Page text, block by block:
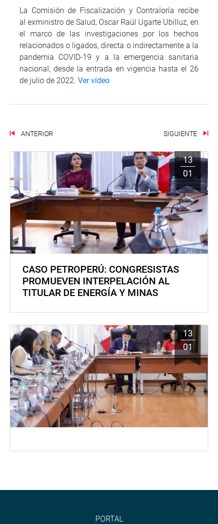
La Comisión de Fiscalización y Contraloría recibe
al exministro de Salud, Oscar Raúl Ugarte Ubilluz, en
el marco de las investigaciones por los hechos
relacionados o ligados, directa o indirectamente a la
pandemia COVID-19 y a la emergencia sanitaria
nacional, desde la entrada en vigencia hasta el 26
de julio de 2022. Ver vídeo
ANTERIOR SIGUIENTE
13
01
CASO PETROPERÚ: CONGRESISTAS
PROMUEVEN INTERPELACIÓN AL
TITULAR DE ENERGÍA Y MINAS
13
01
PORTAL